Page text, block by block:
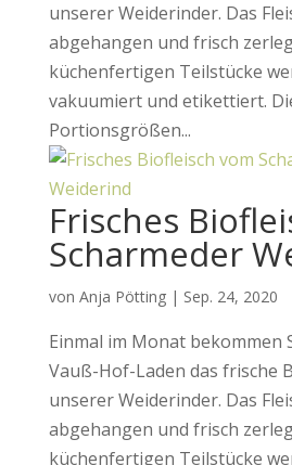
unserer Weiderinder. Das
abgehangen und frisch
küchenfertigen Teilstücke
vakuumiert und etikettiert.
Portionsgrößen...
Frisches
Scharmeder
von Anja Pötting| Sep. 24, 2020
Einmal im Monat bekommen
Vauß-Hof-Laden das frische
unserer Weiderinder. Das
abgehangen und frisch
küchenfertigen Teilstücke